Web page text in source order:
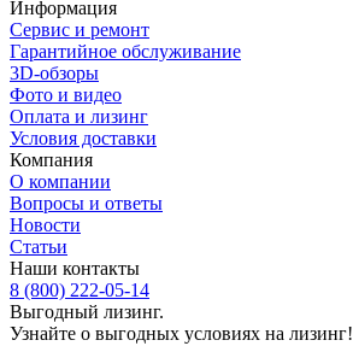
Информация
Сервис и ремонт
Гарантийное обслуживание
3D-обзоры
Фото и видео
Оплата и лизинг
Условия доставки
Компания
О компании
Вопросы и ответы
Новости
Статьи
Наши контакты
8 (800) 222-05-14
Выгодный лизинг.
Узнайте о выгодных условиях на лизинг!